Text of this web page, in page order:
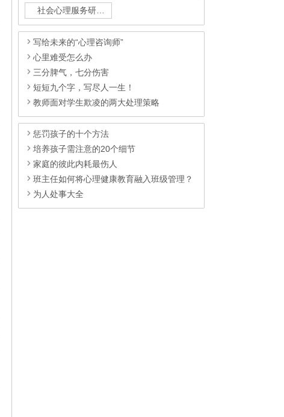
写给未来的“心理咨询师”
心里难受怎么办
三分脾气，七分伤害
短短九个字，写尽人一生！
教师面对学生欺凌的两大处理策略
惩罚孩子的十个方法
培养孩子需注意的20个细节
家庭的彼此内耗最伤人
班主任如何将心理健康教育融入班级管理？
为人处事大全